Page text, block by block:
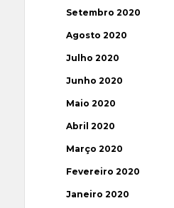
Setembro 2020
Agosto 2020
Julho 2020
Junho 2020
Maio 2020
Abril 2020
Março 2020
Fevereiro 2020
Janeiro 2020